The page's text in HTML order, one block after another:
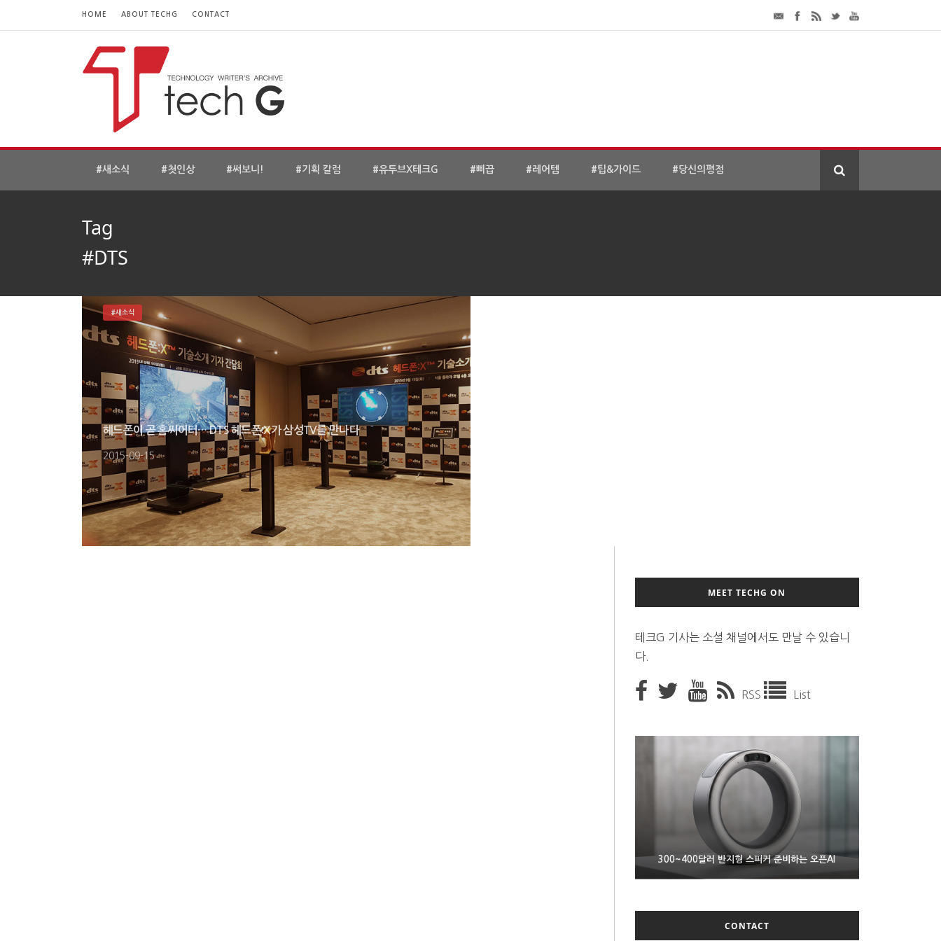
HOME ABOUT TECHG CONTACT
#새소식 #첫인상 #써보니! #기획 칼럼 #유투브X테크G #삐끕 #레어템 #팁&가이드 #당신의평점
Tag
#DTS
헤드폰이 곧 홈씨어터… DTS 헤드폰:X가 삼성TV를 만나다
2015-09-15
#새소식
MEET TECHG ON
테크G 기사는 소셜 채널에서도 만날 수 있습니
다.
RSS List
300~400달러 반지형 스피커 준비하는 오픈AI
조용히 스팀 프레임 검증 요구사항 바꾼 밸브
9월 4일부터 서비스 접는 안드로이드 장치용 구글 어
시스턴트
CONTACT